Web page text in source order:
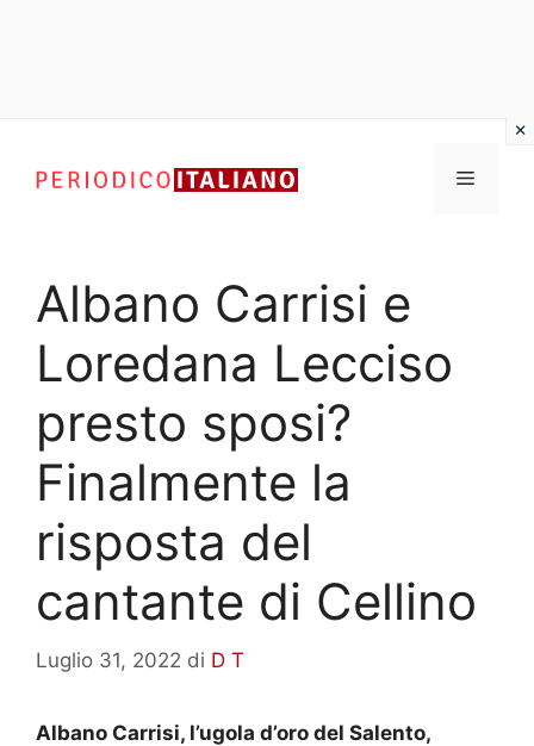
contenuto
Menu
Albano Carrisi e
Loredana Lecciso
presto sposi?
Finalmente la
risposta del
cantante di Cellino
Luglio 31, 2022 di D T
Albano Carrisi, l’ugola d’oro del Salento,